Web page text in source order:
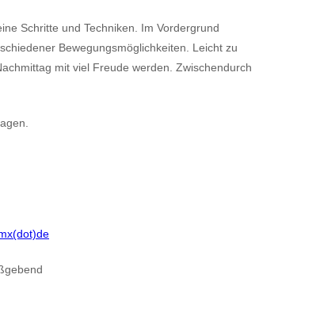
Schritte und Techniken. Im Vordergrund
Bewegungsmöglichkeiten. Leicht zu
mit viel Freude werden. Zwischendurch